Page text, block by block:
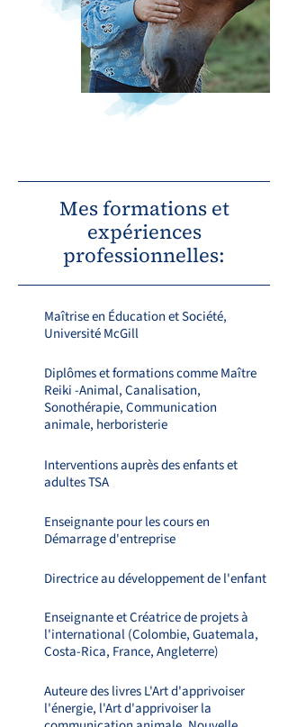
Mes formations et
expériences
professionnelles:
Maîtrise en Éducation et Société,
Université McGill
Diplômes et formations comme Maître
Reiki -Animal, Canalisation,
Sonothérapie, Communication
animale, herboristerie
Interventions auprès des enfants et
adultes TSA
Enseignante pour les cours en
Démarrage d'entreprise
Directrice au développement de l'enfant
Enseignante et Créatrice de projets à
l'international (Colombie, Guatemala,
Costa-Rica, France, Angleterre)
Auteure des livres L'Art d'apprivoiser
l'énergie, l'Art d'apprivoiser la